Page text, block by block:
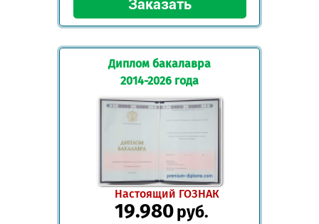
Диплом бакалавра
2014-2026 года
Настоящий ГОЗНАК
19.980руб.